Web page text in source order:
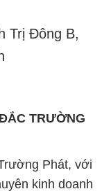
TRƯỜNG
khác
của khách
và đáp ứng